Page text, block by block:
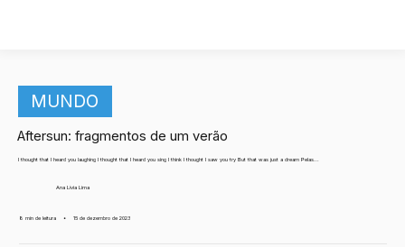
MUNDO
Aftersun: fragmentos de um verão
I thought that I heard you laughing I thought that I heard you sing I think I thought I saw you try But that was just a dream Pelas...
Ana Lívia Lima
8 min de leitura • 15 de dezembro de 2023